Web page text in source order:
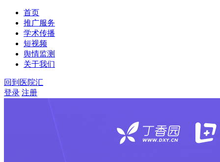
首页
推广服务
学术传播
短视频
舆情监测
关于我们
回到医院汇
登录 注册